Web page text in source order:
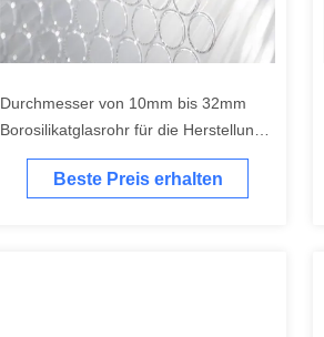
Durchmesser von 10mm bis 32mm
Borosilikatglasrohr für die Herstellung
von Glasampullen und röhrenförmigem
VialmaterialBeste Preis erhalten